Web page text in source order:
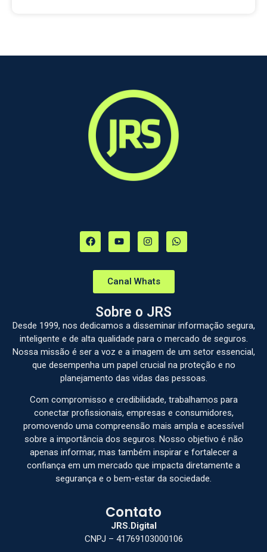
Canal Whats
Sobre o JRS
Desde 1999, nos dedicamos a disseminar informação segura,
inteligente e de alta qualidade para o mercado de seguros.
Nossa missão é ser a voz e a imagem de um setor essencial,
que desempenha um papel crucial na proteção e no
planejamento das vidas das pessoas.
Com compromisso e credibilidade, trabalhamos para
conectar profissionais, empresas e consumidores,
promovendo uma compreensão mais ampla e acessível
sobre a importância dos seguros. Nosso objetivo é não
apenas informar, mas também inspirar e fortalecer a
confiança em um mercado que impacta diretamente a
segurança e o bem-estar da sociedade.
Contato
JRS.Digital
CNPJ – 41769103000106